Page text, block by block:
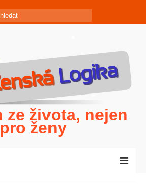
ze života, nejen
pro ženy